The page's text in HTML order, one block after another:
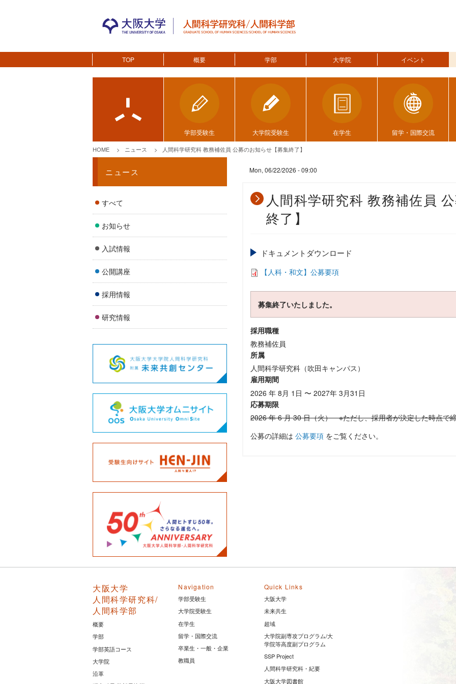
TOP 概要 学部 大学院 イベント
学部受験生 大学院受験生 在学生 留学・国際交流
HOME ニュース 人間科学研究科 教務補佐員 公募のお知らせ【募集終了】
Mon, 06/22/2026 - 09:00
人間科学研究科 教務補佐員
終了】
ドキュメントダウンロード
【人科・和文】公募要項
募集終了いたしました。
採用職種
教務補佐員
所属
人間科学研究科（吹田キャンパス）
雇用期間
2026 年 8月 1日 〜 2027年 3月31日
応募期限
2026 年 6 月 30 日（火） ※ただし、採用者が決定した時点で
公募の詳細は 公募要項 をご覧ください。
ニュース
すべて
お知らせ
入試情報
公開講座
採用情報
研究情報
大阪大学
人間科学研究科/
人間科学部
概要
学部
学部英語コース
大学院
沿革
Navigation
学部受験生
大学院受験生
在学生
留学・国際交流
卒業生・一般・企業
教職員
Quick Links
大阪大学
未来共生
超域
大学院副専攻プログラム/大
学院等高度副プログラム
SSP Project
人間科学研究科・紀要
大阪大学図書館